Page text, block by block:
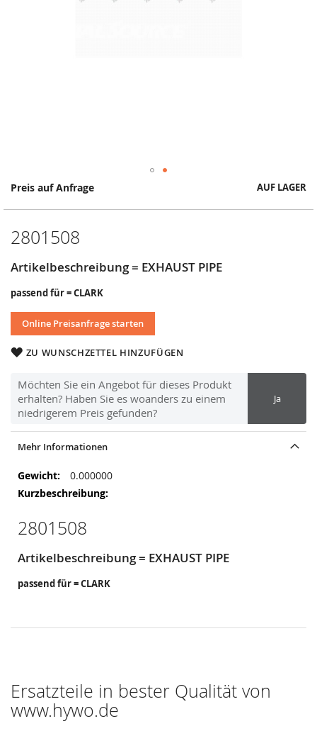
Preis auf Anfrage AUF LAGER
2801508
Artikelbeschreibung = EXHAUST PIPE
passend für = CLARK
Online Preisanfrage starten
ZU WUNSCHZETTEL HINZUFÜGEN
Möchten Sie ein Angebot für dieses Produkt
erhalten? Haben Sie es woanders zu einem
niedrigerem Preis gefunden?
Ja
Springe
Anfang
Bildergalerie
Mehr Informationen
Mehr
Informationen
0.000000
2801508
Artikelbeschreibung = EXHAUST PIPE
passend für = CLARK
Ersatzteile in bester Qualität von
www.hywo.de